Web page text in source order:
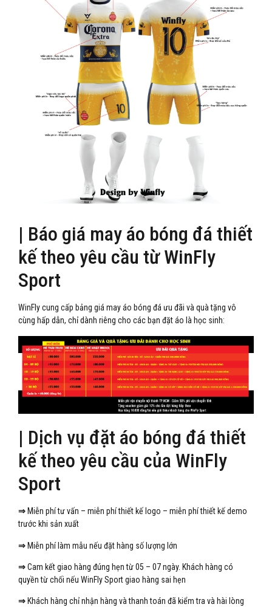
| Báo giá may áo bóng đá thiết
kế theo yêu cầu từ WinFly
Sport
WinFly cung cấp bảng giá may áo bóng đá ưu đãi và quà tặng vô
cùng hấp dẫn, chỉ dành riêng cho các bạn đặt áo là học sinh:
| Dịch vụ đặt áo bóng đá thiết
kế theo yêu cầu của WinFly
Sport
⇒ Miễn phí tư vấn – miễn phí thiết kế logo – miễn phí thiết kế demo
trước khi sản xuất
⇒Miễn phí làm mẫu nếu đặt hàng số lượng lớn
⇒Cam kết giao hàng đúng hẹn từ 05 – 07 ngày. Khách hàng có
quyền từ chối nếu WinFly Sport giao hàng sai hẹn
⇒ Khách hàng chỉ nhận hàng và thanh toán đã kiểm tra và hài lòng